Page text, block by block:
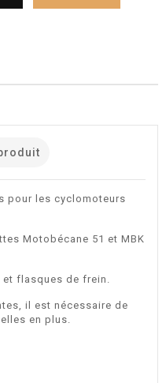
pour les cyclomoteurs
Motobécane 51 et MBK
et flasques de frein.
il est nécessaire de
en plus.